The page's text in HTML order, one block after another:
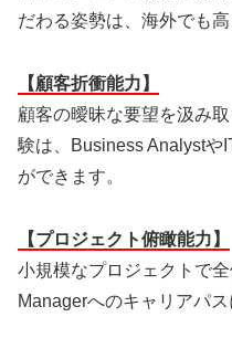
だわる姿勢は、海外でも高
【顧客折衝能力】
顧客の曖昧な要望を汲み
験は、Business Analystや
ができます。
【プロジェクト俯瞰能力】
小規模なプロジェクトで
Managerへのキャリアパス